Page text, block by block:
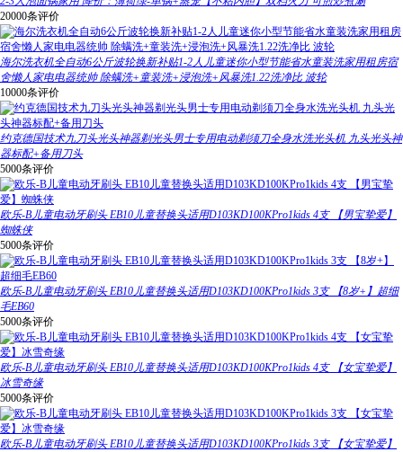
20000条评价
海尔洗衣机全自动6公斤波轮换新补贴1-2人儿童迷你小型节能省水童装洗家用租房宿
舍懒人家电电器统帅 除螨洗+童装洗+浸泡洗+风暴洗1.22洗净比 波轮
10000条评价
约克德国技术九刀头光头神器剃光头男士专用电动剃须刀全身水洗光头机 九头光头神
器标配+备用刀头
5000条评价
欧乐-B儿童电动牙刷头 EB10儿童替换头适用D103KD100KPro1kids 4支 【男宝挚爱】
蜘蛛侠
5000条评价
欧乐-B儿童电动牙刷头 EB10儿童替换头适用D103KD100KPro1kids 3支 【8岁+】超细
毛EB60
5000条评价
欧乐-B儿童电动牙刷头 EB10儿童替换头适用D103KD100KPro1kids 4支 【女宝挚爱】
冰雪奇缘
5000条评价
欧乐-B儿童电动牙刷头 EB10儿童替换头适用D103KD100KPro1kids 3支 【女宝挚爱】